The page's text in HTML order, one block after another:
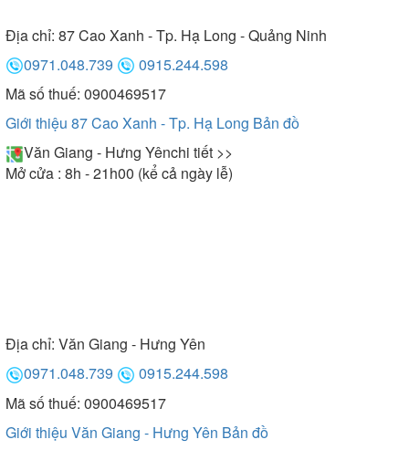
Địa chỉ: 87 Cao Xanh - Tp. Hạ Long - Quảng Ninh
0971.048.739
0915.244.598
Mã số thuế: 0900469517
Giới thiệu 87 Cao Xanh - Tp. Hạ Long Bản đồ
Văn Giang - Hưng Yênchi tiết >>
Mở cửa : 8h - 21h00 (kể cả ngày lễ)
Địa chỉ: Văn Giang - Hưng Yên
0971.048.739
0915.244.598
Mã số thuế: 0900469517
Giới thiệu Văn Giang - Hưng Yên Bản đồ